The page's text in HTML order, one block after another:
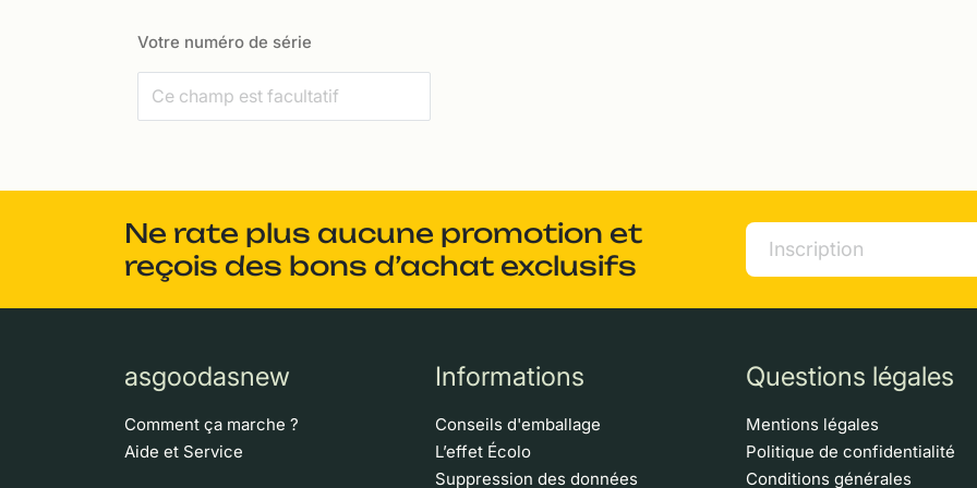
Votre numéro de série
Ne rate plus aucune promotion et
reçois des bons d’achat exclusifs
asgoodasnew
Comment ça marche ?
Aide et Service
Informations
Conseils d'emballage
L’effet Écolo
Suppression des données
Questions légales
Mentions légales
Politique de confidentialité
Conditions générales